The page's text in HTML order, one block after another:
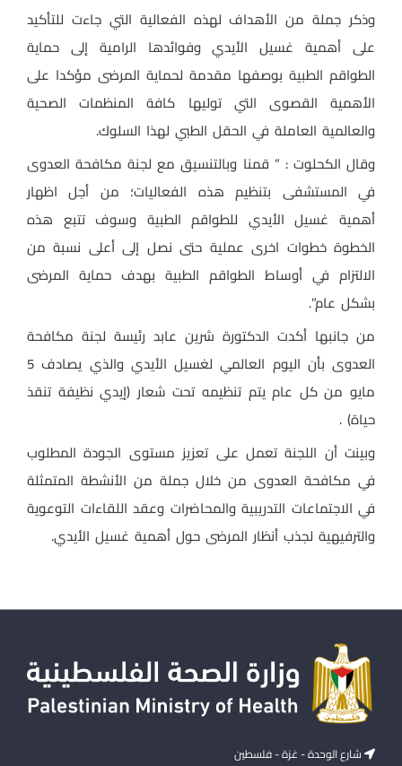
وذكر جملة من الأهداف لهذه الفعالية التي جاءت للتأكيد
على أهمية غسيل الأيدي وفوائدها الرامية إلى حماية
الطواقم الطبية بوصفها مقدمة لحماية المرضى مؤكدا على
الأهمية القصوى التي توليها كافة المنظمات الصحية
والعالمية العاملة في الحقل الطبي لهذا السلوك.
وقال الكحلوت : ” قمنا وبالتنسيق مع لجنة مكافحة العدوى
في المستشفى بتنظيم هذه الفعاليات؛ من أجل اظهار
أهمية غسيل الأيدي للطواقم الطبية وسوف تتبع هذه
الخطوة خطوات اخرى عملية حتى نصل إلى أعلى نسبة من
الالتزام في أوساط الطواقم الطبية بهدف حماية المرضى
بشكل عام”.
من جانبها أكدت الدكتورة شرين عابد رئيسة لجنة مكافحة
العدوى بأن اليوم العالمي لغسيل الأيدي والذي يصادف 5
مايو من كل عام يتم تنظيمه تحت شعار (إيدي نظيفة تنقذ
حياة) .
وبينت أن اللجنة تعمل على تعزيز مستوى الجودة المطلوب
في مكافحة العدوى من خلال جملة من الأنشطة المتمثلة
في الاجتماعات التدريبية والمحاضرات وعقد اللقاءات التوعوية
والترفيهية لجذب أنظار المرضى حول أهمية غسيل الأيدي.
شارع الوحدة - غزة - فلسطين